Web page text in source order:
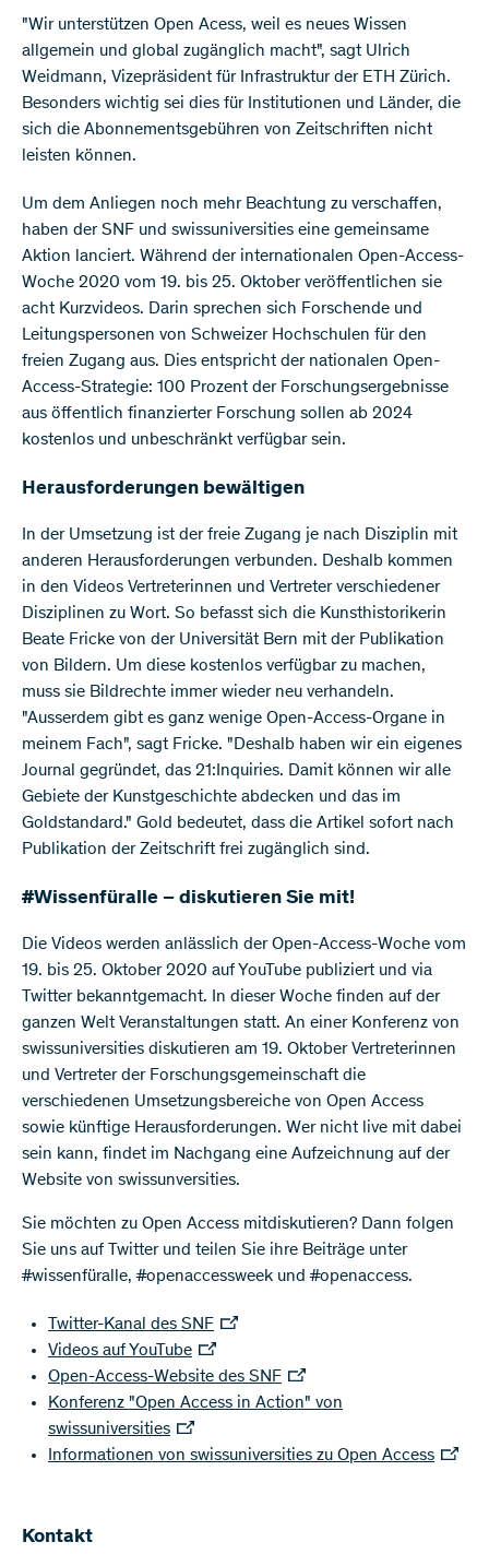
"Wir unterstützen Open Acess, weil es neues Wissen
allgemein und global zugänglich macht", sagt Ulrich
Weidmann, Vizepräsident für Infrastruktur der ETH Zürich.
Besonders wichtig sei dies für Institutionen und Länder, die
sich die Abonnementsgebühren von Zeitschriften nicht
leisten können.
Um dem Anliegen noch mehr Beachtung zu verschaffen,
haben der SNF und swissuniversities eine gemeinsame
Aktion lanciert. Während der internationalen Open-Access-
Woche 2020 vom 19. bis 25. Oktober veröffentlichen sie
acht Kurzvideos. Darin sprechen sich Forschende und
Leitungspersonen von Schweizer Hochschulen für den
freien Zugang aus. Dies entspricht der nationalen Open-
Access-Strategie: 100 Prozent der Forschungsergebnisse
aus öffentlich finanzierter Forschung sollen ab 2024
kostenlos und unbeschränkt verfügbar sein.
Herausforderungen bewältigen
In der Umsetzung ist der freie Zugang je nach Disziplin mit
anderen Herausforderungen verbunden. Deshalb kommen
in den Videos Vertreterinnen und Vertreter verschiedener
Disziplinen zu Wort. So befasst sich die Kunsthistorikerin
Beate Fricke von der Universität Bern mit der Publikation
von Bildern. Um diese kostenlos verfügbar zu machen,
muss sie Bildrechte immer wieder neu verhandeln.
"Ausserdem gibt es ganz wenige Open-Access-Organe in
meinem Fach", sagt Fricke. "Deshalb haben wir ein eigenes
Journal gegründet, das 21:Inquiries. Damit können wir alle
Gebiete der Kunstgeschichte abdecken und das im
Goldstandard." Gold bedeutet, dass die Artikel sofort nach
Publikation der Zeitschrift frei zugänglich sind.
#Wissenfüralle – diskutieren Sie mit!
Die Videos werden anlässlich der Open-Access-Woche vom
19. bis 25. Oktober 2020 auf YouTube publiziert und via
Twitter bekanntgemacht. In dieser Woche finden auf der
ganzen Welt Veranstaltungen statt. An einer Konferenz von
swissuniversities diskutieren am 19. Oktober Vertreterinnen
und Vertreter der Forschungsgemeinschaft die
verschiedenen Umsetzungsbereiche von Open Access
sowie künftige Herausforderungen. Wer nicht live mit dabei
sein kann, findet im Nachgang eine Aufzeichnung auf der
Website von swissunversities.
Sie möchten zu Open Access mitdiskutieren? Dann folgen
Sie uns auf Twitter und teilen Sie ihre Beiträge unter
#wissenfüralle, #openaccessweek und #openaccess.
Twitter-Kanal des SNF
Videos auf YouTube
Open-Access-Website des SNF
Konferenz "Open Access in Action" von
swissuniversities
Informationen von swissuniversities zu Open Access
Kontakt